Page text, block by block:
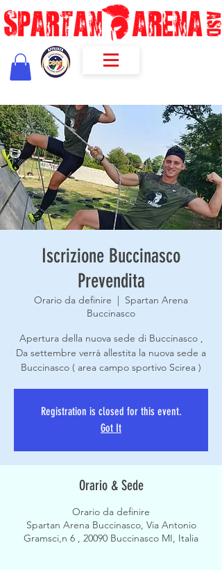
Iscrizione Buccinasco
Prevendita
Orario da definire
Spartan Arena
Buccinasco
Apertura della nuova sede di Buccinasco ,
Da settembre verrà allestita la nuova sede a
Buccinasco ( area campo sportivo Scirea )
Registration is closed for this event.
Got It
Orario & Sede
Orario da definire
Spartan Arena Buccinasco, Via Antonio
Gramsci,n 6 , 20090 Buccinasco MI, Italia